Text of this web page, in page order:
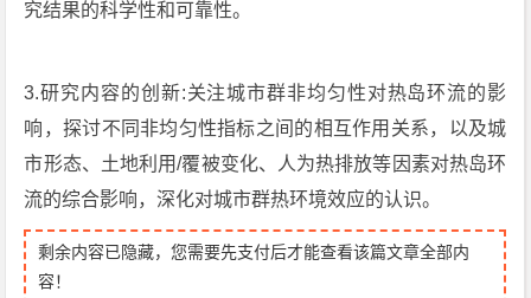
究结果的科学性和可靠性。
3.研究内容的创新:关注城市群非均匀性对热岛环流的影
响，探讨不同非均匀性指标之间的相互作用关系，以及城
市形态、土地利用/覆被变化、人为热排放等因素对热岛环
流的综合影响，深化对城市群热环境效应的认识。
剩余内容已隐藏，您需要先支付后才能查看该篇文章全部内
容！